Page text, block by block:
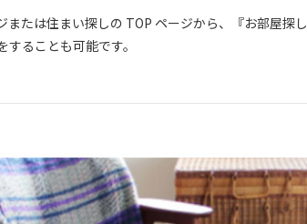
または住まい探しの TOP ページから、『お部屋探
ることも可能です。